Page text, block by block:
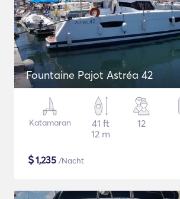
Fountaine Pajot Astréa 42
Katamaran
41 ft
12 m
12
$1,235 /Nacht